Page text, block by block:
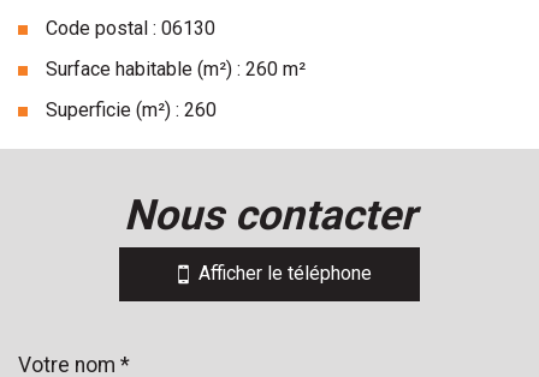
Code postal : 06130
Surface habitable (m²) : 260 m²
Superficie (m²) : 260
la ville de le plan de grasse (06130)
nous contacter
Afficher le téléphone